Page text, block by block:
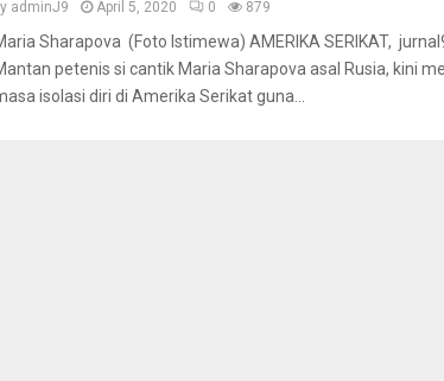
adminJ9 April 5, 2020 0 879
Sharapova (Foto Istimewa) AMERIKA SERIKAT,
petenis si cantik Maria Sharapova asal Rusia, kini
isolasi diri di Amerika Serikat guna...